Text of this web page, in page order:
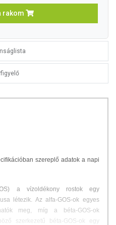
rakom
szereplő adatok a napi
a vízoldékony rostok egy
létezik. Az alfa-GOS-ok egyes
meg, míg a béta-GOS-ok
szerkezetű béta-GOS-ok egy